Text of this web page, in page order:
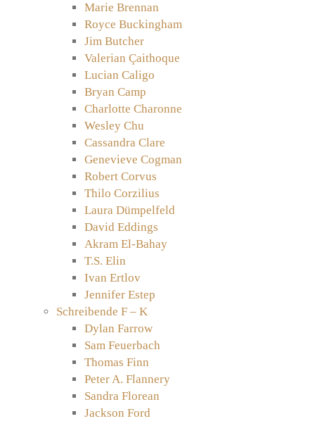
Marie Brennan
Royce Buckingham
Jim Butcher
Valerian Çaithoque
Lucian Caligo
Bryan Camp
Charlotte Charonne
Wesley Chu
Cassandra Clare
Genevieve Cogman
Robert Corvus
Thilo Corzilius
Laura Dümpelfeld
David Eddings
Akram El-Bahay
T.S. Elin
Ivan Ertlov
Jennifer Estep
Schreibende F – K
Dylan Farrow
Sam Feuerbach
Thomas Finn
Peter A. Flannery
Sandra Florean
Jackson Ford